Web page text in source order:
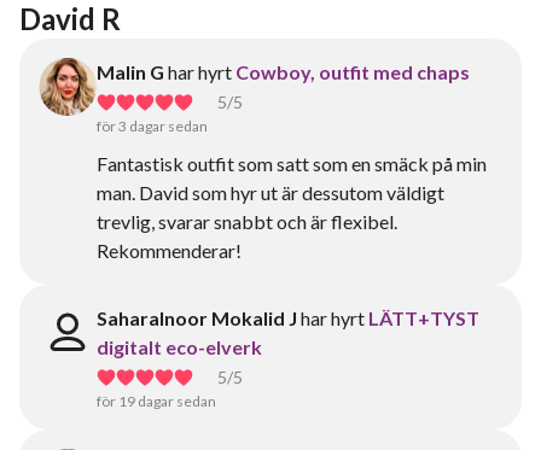
David R
Malin G har hyrt Cowboy, outfit med chaps
5/5
för 3 dagar sedan
Fantastisk outfit som satt som en smäck på min
man. David som hyr ut är dessutom väldigt
trevlig, svarar snabbt och är flexibel.
Rekommenderar!
Saharalnoor Mokalid J har hyrt LÄTT+TYST
digitalt eco-elverk
5/5
för 19 dagar sedan